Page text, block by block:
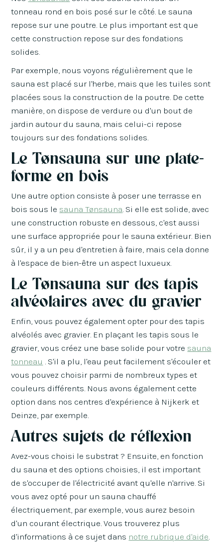
tonneau rond en bois posé sur le côté. Le sauna
repose sur une poutre. Le plus important est que
cette construction repose sur des fondations
solides.
Par exemple, nous voyons régulièrement que le
sauna est placé sur l'herbe, mais que les tuiles sont
placées sous la construction de la poutre. De cette
manière, on dispose de verdure ou d'un bout de
jardin autour du sauna, mais celui-ci repose
toujours sur des fondations solides.
Le Tønsauna sur une plate-
forme en bois
Une autre option consiste à poser une terrasse en
bois sous le sauna Tønsauna . Si elle est solide, avec
une construction robuste en dessous, c'est aussi
une surface appropriée pour le sauna extérieur. Bien
sûr, il y a un peu d'entretien à faire, mais cela donne
à l'espace de bien-être un aspect luxueux.
Le Tønsauna sur des tapis
alvéolaires avec du gravier
Enfin, vous pouvez également opter pour des tapis
alvéolés avec gravier. En plaçant les tapis sous le
gravier, vous créez une base solide pour votre sauna
tonneau
. S'il a plu, l'eau peut facilement s'écouler et
vous pouvez choisir parmi de nombreux types et
couleurs différents. Nous avons également cette
option dans nos centres d'expérience à Nijkerk et
Deinze, par exemple.
Autres sujets de réflexion
Avez-vous choisi le substrat ? Ensuite, en fonction
du sauna et des options choisies, il est important
de s'occuper de l'électricité avant qu'elle n'arrive. Si
vous avez opté pour un sauna chauffé
électriquement, par exemple, vous aurez besoin
d'un courant électrique. Vous trouverez plus
d'informations à ce sujet dans notre rubrique d'aide